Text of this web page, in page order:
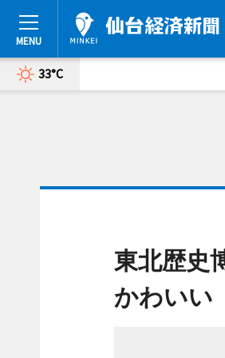
33°C
東北歴史
かわいい